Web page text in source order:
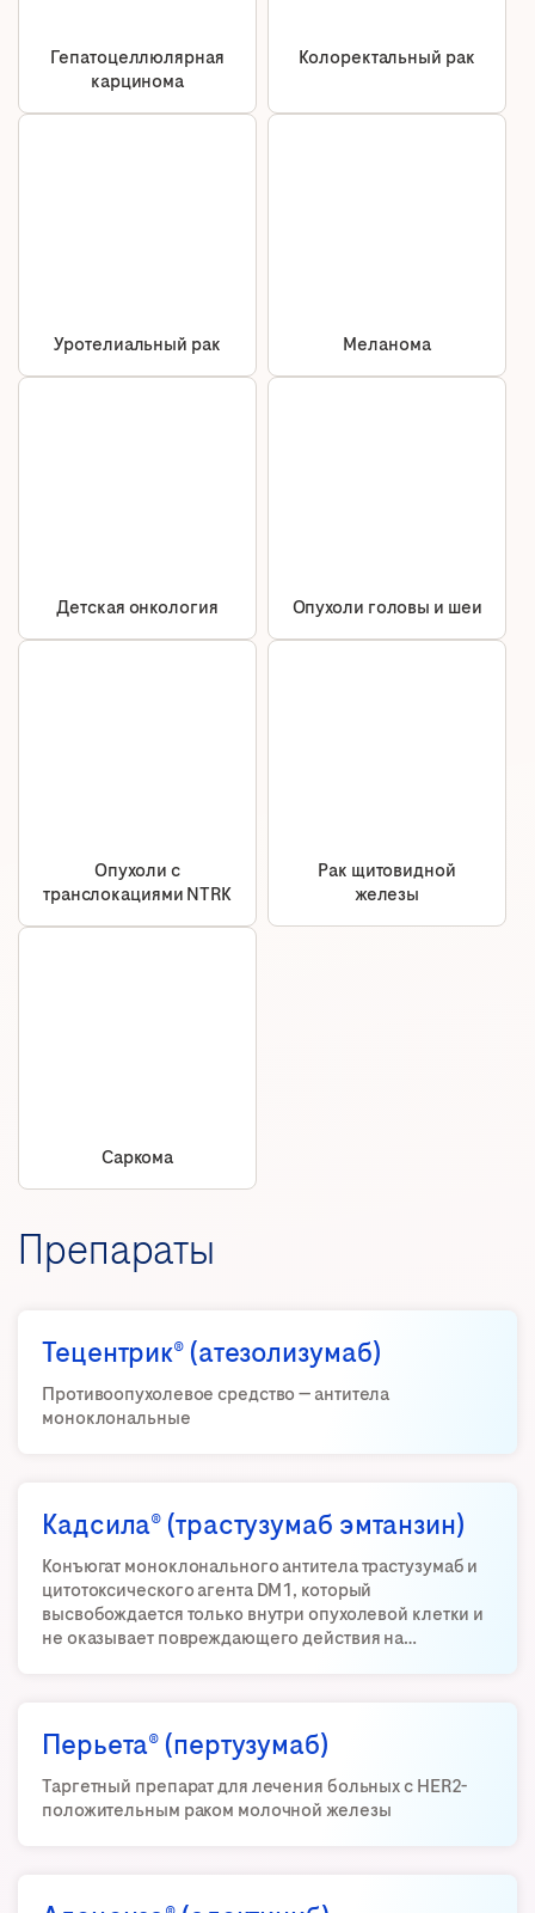
Гепатоцеллюлярная
карцинома
Колоректальный рак
Уротелиальный рак Меланома
Детская онкология Опухоли головы и шеи
Опухоли с
транслокациями NTRK
Рак щитовидной
железы
Саркома
Препараты
Тецентрик® (атезолизумаб)
Противоопухолевое средство — антитела
моноклональные
Кадсила® (трастузумаб эмтанзин)
Конъюгат моноклонального антитела трастузумаб и
цитотоксического агента DM1, который
высвобождается только внутри опухолевой клетки и
не оказывает повреждающего действия на…
Перьета® (пертузумаб)
Таргетный препарат для лечения больных с HER2-
положительным раком молочной железы